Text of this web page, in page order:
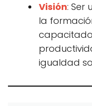
Visión: Ser
la
igualdad